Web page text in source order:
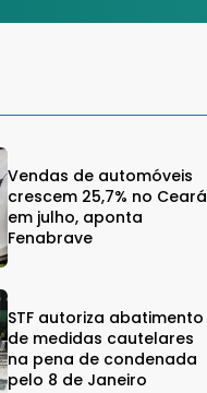
Vendas de automóveis
crescem 25,7% no Ceará
em julho, aponta
Fenabrave
STF autoriza abatimento
de medidas cautelares
na pena de condenada
pelo 8 de Janeiro